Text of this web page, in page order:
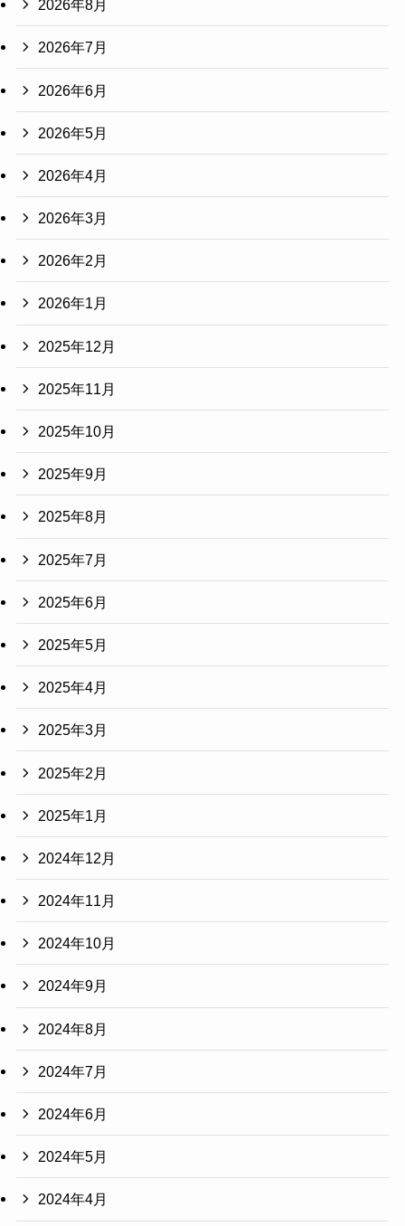
2026年8月
2026年7月
2026年6月
2026年5月
2026年4月
2026年3月
2026年2月
2026年1月
2025年12月
2025年11月
2025年10月
2025年9月
2025年8月
2025年7月
2025年6月
2025年5月
2025年4月
2025年3月
2025年2月
2025年1月
2024年12月
2024年11月
2024年10月
2024年9月
2024年8月
2024年7月
2024年6月
2024年5月
2024年4月